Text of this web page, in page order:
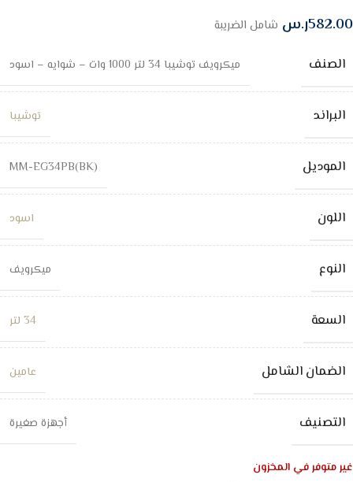
582.00ر.س شامل الضريبة
الصنف ميكرويف توشيبا 34 لتر 1000 وات – شوايه – اسود
البراند توشيبا
الموديل MM-EG34PB(BK)
اللون اسود
النوع ميكرويف
السعة 34 لتر
الضمان الشامل عامين
التصنيف أجهزة صغيرة
غير متوفر في المخزون